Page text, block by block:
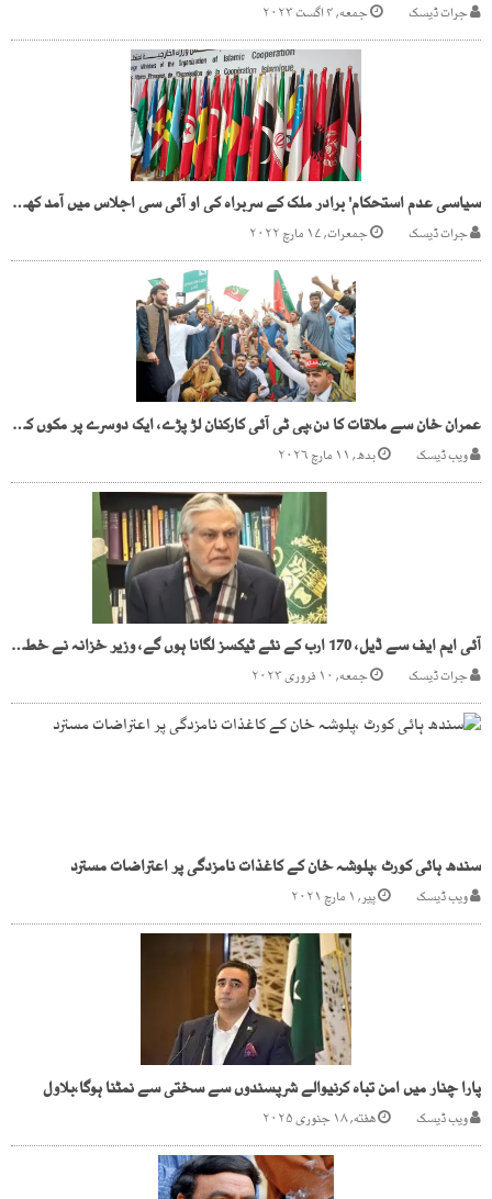
جرات ڈیسک جمعه, ۴ اگست ۲۰۲۳
سیاسی عدم استحکام' برادر ملک کے سربراہ کی او آئی سی اجلاس میں آمد کھٹائی میں پڑ گئی
جرات ڈیسک جمعرات, ۱۷ مارچ ۲۰۲۲
عمران خان سے ملاقات کا دن،پی ٹی آئی کارکنان لڑ پڑے، ایک دوسرے پر مکوں کی برسات
ویب ڈیسک بدھ, ۱۱ مارچ ۲۰۲۶
آئی ایم ایف سے ڈیل، 170 ارب کے نئے ٹیکسز لگانا ہوں گے، وزیر خزانہ نے خطرے کے گھنٹی بجا دی
جرات ڈیسک جمعه, ۱۰ فروری ۲۰۲۳
سندھ ہائی کورٹ ،پلوشہ خان کے کاغذات نامزدگی پر اعتراضات مسترد
ویب ڈیسک پیر, ۱ مارچ ۲۰۲۱
پارا چنار میں امن تباہ کرنیوالے شرپسندوں سے سختی سے نمٹنا ہوگا،بلاول
ویب ڈیسک هفته, ۱۸ جنوری ۲۰۲۵